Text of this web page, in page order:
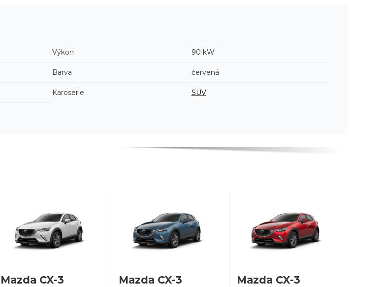
Výkon 90 kW
Barva červená
Karoserie SUV
Mazda CX-3 Mazda CX-3 Mazda CX-3